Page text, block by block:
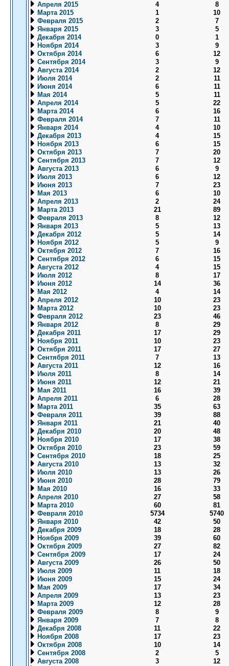
Апреля 2015
4
8
Марта 2015
1
10
Февраля 2015
2
7
Января 2015
3
5
Декабря 2014
0
1
Ноября 2014
3
9
Октября 2014
6
12
Сентября 2014
3
9
Августа 2014
2
12
Июля 2014
2
11
Июня 2014
6
11
Мая 2014
5
11
Апреля 2014
5
22
Марта 2014
6
16
Февраля 2014
7
11
Января 2014
4
10
Декабря 2013
4
15
Ноября 2013
6
15
Октября 2013
7
20
Сентября 2013
7
12
Августа 2013
6
9
Июля 2013
6
12
Июня 2013
7
23
Мая 2013
6
10
Апреля 2013
2
24
Марта 2013
21
89
Февраля 2013
8
12
Января 2013
5
13
Декабря 2012
5
14
Ноября 2012
5
9
Октября 2012
7
16
Сентября 2012
6
15
Августа 2012
4
15
Июля 2012
8
17
Июня 2012
14
36
Мая 2012
4
14
Апреля 2012
10
23
Марта 2012
10
23
Февраля 2012
23
46
Января 2012
8
29
Декабря 2011
17
29
Ноября 2011
10
23
Октября 2011
17
27
Сентября 2011
7
13
Августа 2011
12
16
Июля 2011
8
14
Июня 2011
12
21
Мая 2011
16
39
Апреля 2011
6
28
Марта 2011
35
63
Февраля 2011
39
88
Января 2011
21
40
Декабря 2010
20
48
Ноября 2010
17
38
Октября 2010
23
59
Сентября 2010
18
25
Августа 2010
13
32
Июля 2010
13
26
Июня 2010
28
79
Мая 2010
16
33
Апреля 2010
27
58
Марта 2010
60
81
Февраля 2010
5734
5740
Января 2010
42
50
Декабря 2009
18
28
Ноября 2009
39
60
Октября 2009
27
82
Сентября 2009
17
24
Августа 2009
26
50
Июля 2009
11
18
Июня 2009
15
24
Мая 2009
17
34
Апреля 2009
13
23
Марта 2009
12
28
Февраля 2009
8
9
Января 2009
7
8
Декабря 2008
11
22
Ноября 2008
17
23
Октября 2008
10
14
Сентября 2008
2
5
Августа 2008
3
12